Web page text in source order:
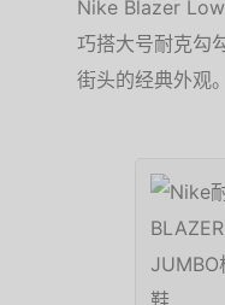
Nike Blazer
巧搭大号耐克勾
街头的经典外观。